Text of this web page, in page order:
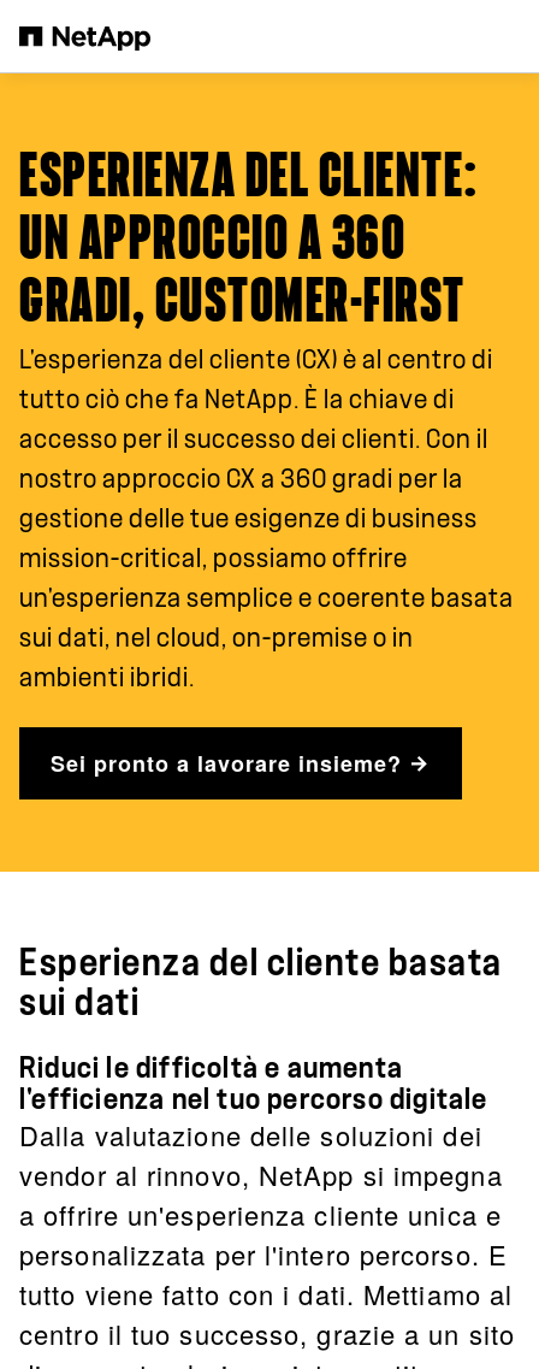
ESPERIENZA DEL CLIENTE:
UN APPROCCIO A 360
GRADI, CUSTOMER-FIRST
L'esperienza del cliente (CX) è al centro di
tutto ciò che fa NetApp. È la chiave di
accesso per il successo dei clienti. Con il
nostro approccio CX a 360 gradi per la
gestione delle tue esigenze di business
mission-critical, possiamo offrire
un'esperienza semplice e coerente basata
sui dati, nel cloud, on-premise o in
ambienti ibridi.
Sei pronto a lavorare insieme?
Esperienza del cliente basata
sui dati
Riduci le difficoltà e aumenta
l'efficienza nel tuo percorso digitale
Dalla valutazione delle soluzioni dei
vendor al rinnovo, NetApp si impegna
a offrire un'esperienza cliente unica e
personalizzata per l'intero percorso. E
tutto viene fatto con i dati. Mettiamo al
centro il tuo successo, grazie a un sito